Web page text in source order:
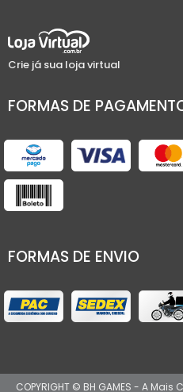
Crie já sua loja virtual
FORMAS DE
FORMAS DE ENVIO
COPYRIGHT © BH GAMES - A